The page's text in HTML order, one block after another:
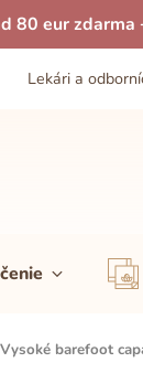
80 eur zdarma
Lekári a
Vysoké barefoot